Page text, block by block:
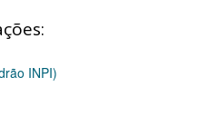
INPI)